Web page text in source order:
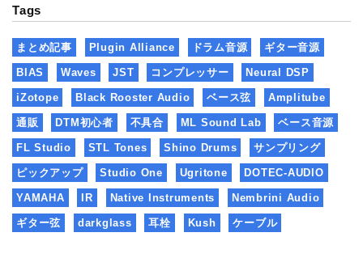
Tags
まとめ記事 Plugin Alliance ドラム音源 ギター音源
BIAS Waves JST コンプレッサー Neural DSP
iZotope Black Rooster Audio ベース弦 Amplitube
通販 DTM初心者 不具合 ML Sound Lab ベース音源
FL Studio STL Tones Shino Drums サンプリング
ピックアップ Studio One Ugritone DOTEC-AUDIO
YAMAHA IR Native Instruments Nembrini Audio
ギター弦 darkglass 耳栓 Kush ケーブル